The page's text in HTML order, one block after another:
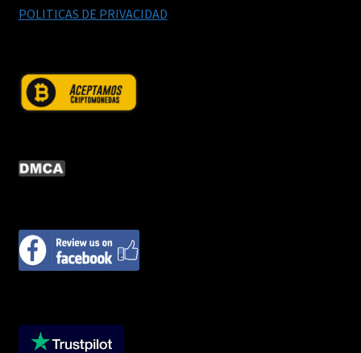
POLITICAS DE PRIVACIDAD